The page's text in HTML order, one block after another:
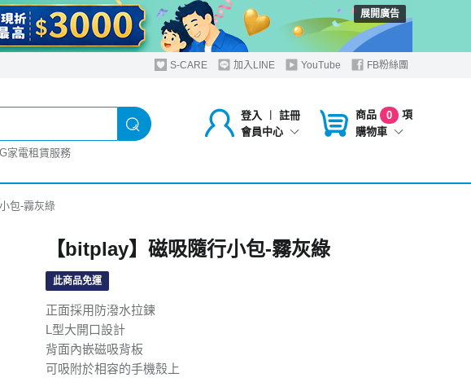
展開廣告
S-CARE 加入LINE YouTube FB粉絲團
登入 ︱
註冊
會員中心
商品 0
項
購物車
家電租賃服務
包-霧灰綠
【bitplay】磁吸隨行小包-霧灰綠
此商品免運
正面採用防潑水拉鍊
L型大開口設計
背面內嵌磁吸背板
可吸附於相容的手機殼上